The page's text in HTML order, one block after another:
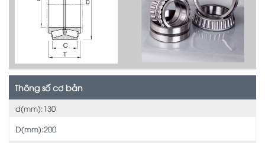
Thông số cơ bản
d(mm):130
D(mm):200